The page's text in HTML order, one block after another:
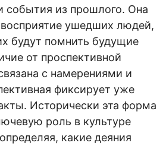
события из прошлого. Она
ушедших людей,
будут помнить будущие
от проспективной
с намерениями и
фиксирует уже
Исторически эта форма
роль в культуре
какие деяния